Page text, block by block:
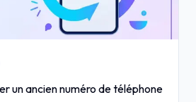
un ancien numéro de téléphone